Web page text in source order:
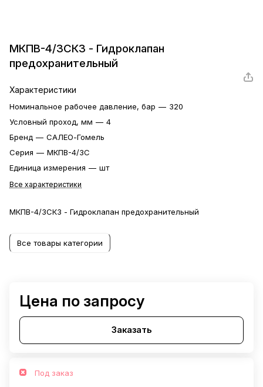
МКПВ-4/3СК3 - Гидроклапан
предохранительный
Характеристики
Номинальное рабочее давление, бар — 320
Условный проход, мм — 4
Бренд — САЛЕО-Гомель
Серия — МКПВ-4/3С
Единица измерения — шт
Все характеристики
МКПВ-4/3СК3 - Гидроклапан предохранительный
Все товары категории
Цена по запросу
Заказать
Под заказ